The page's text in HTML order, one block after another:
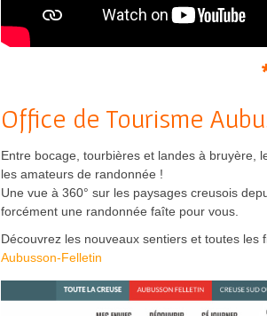
Office de Tourisme
Entre bocage, tourbières et landes à bruyère,
les amateurs de randonnée !
Une vue à 360° sur les paysages creusois
forcément une randonnée faîte pour vous.
Découvrez les nouveaux sentiers et toutes les
Aubusson-Felletin